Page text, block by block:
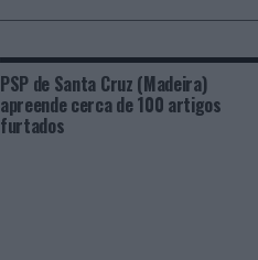
PSP de Santa Cruz (Madeira)
apreende cerca de 100 artigos
furtados